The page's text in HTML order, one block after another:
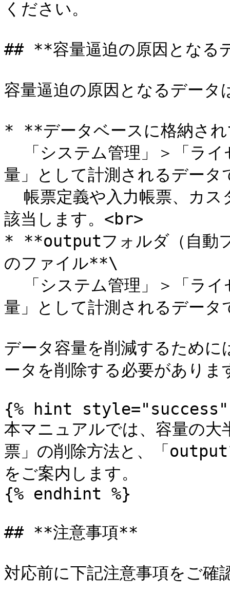
ください。
## **容量逼迫の原因となる
容量逼迫の原因となるデー
* **データベースに格納さ
量」として計測されるデー
該当します。<br>
* **outputフォルダ（自動フ
のファイル**\
量」として計測されるデータ
データ容量を削減するため
ータを削除する必要がありま
{% hint style="success"
本マニュアルでは、容量の大
票」の削除方法と、「
をご案内します。
{% endhint %}
## **注意事項**
対応前に下記注意事項をご確